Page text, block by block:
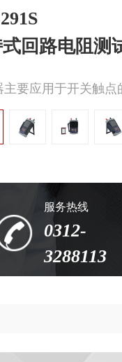
回路电阻测
主要应用于开关触点
服务热线
0312-
3288113